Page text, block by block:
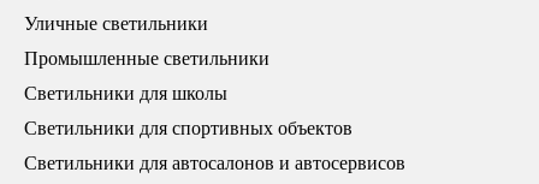
Уличные светильники
Промышленные светильники
Светильники для школы
Светильники для спортивных объектов
Светильники для автосалонов и автосервисов